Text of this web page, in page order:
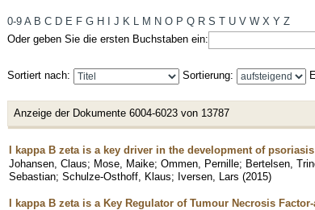
0-9 A B C D E F G H J K L M N O P Q R S T U V W X Y Z
Oder geben Sie die ersten Buchstaben ein:
Sortiert nach: Sortierung:
Anzeige der Dokumente 6004-6023 von 13787
I kappa B zeta is a key driver in the development of psoriasis
Johansen, Claus; Mose, Maike; Ommen, Pernille; Bertelsen,
Sebastian; Schulze-Osthoff, Klaus; Iversen, Lars (2015)
I kappa B zeta is a Key Regulator of Tumour Necrosis